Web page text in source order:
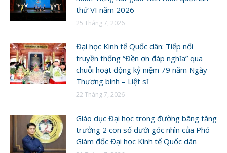
thứ VI năm 2026
25 Tháng 7, 2026
Đại học Kinh tế Quốc dân: Tiếp nối
truyền thống “Đền ơn đáp nghĩa” qua
chuỗi hoạt động kỷ niệm 79 năm Ngày
Thương binh – Liệt sĩ
22 Tháng 7, 2026
Giáo dục Đại học trong đường băng tăng
trưởng 2 con số dưới góc nhìn của Phó
Giám đốc Đại học Kinh tế Quốc dân